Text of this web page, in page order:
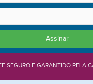
Assinar
SEGURO E GARANTIDO PELA